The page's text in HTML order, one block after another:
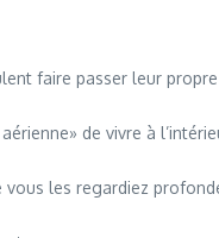
faire passer leur
de vivre à
les regardiez